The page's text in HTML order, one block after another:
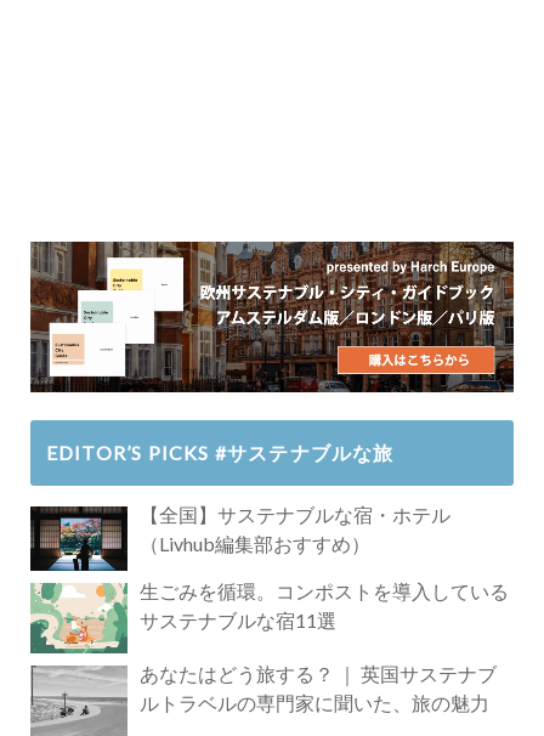
EDITOR’S PICKS #サステナブルな旅
【全国】サステナブルな宿・ホテル
（Livhub編集部おすすめ）
生ごみを循環。コンポストを導入している
サステナブルな宿11選
あなたはどう旅する？ ｜ 英国サステナブ
ルトラベルの専門家に聞いた、旅の魅力